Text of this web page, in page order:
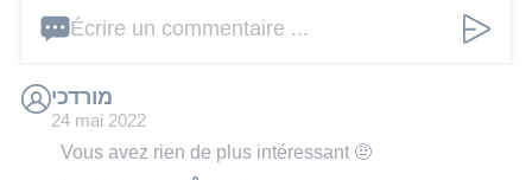
Écrire un commentaire ...
מורדכי
24 mai 2022
Vous avez rien de plus intéressant 🤨